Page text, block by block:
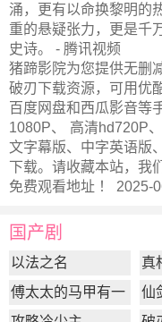
涌，更有以命换黎明的
重的悬疑张力，更是千
史诗。 - 腾讯视频
猪蹄影院为您提供无删
破刃下载资源，可用优
百度网盘和西瓜影音等
1080P、 高清hd720P
文字幕版、中字英语版
下载。请收藏本站，我
免费观看地址 ！ 2025-
国产剧
以法之名 真
傅太太的马甲有一
点多
仙